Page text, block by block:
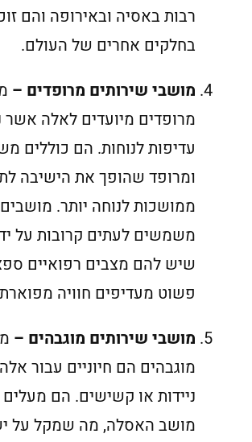
רבות באסיה ובאירופה והם
בחלקים אחרים של העולם.
מושבי שירותים מרופדים –
מרופדים מיועדים לאלה אשר
עדיפות לנוחות. הם כוללים
ומרופד שהופך את הישיבה
ממושכות לנוחה יותר.
משמשים לעתים קרובות על
שיש להם מצבים רפואיים
פשוט מעדיפים חוויה
מושבי שירותים מוגבהים –
מוגבהים הם חיוניים עבור
ניידות או קשישים. הם
מושב האסלה, מה שמקל על